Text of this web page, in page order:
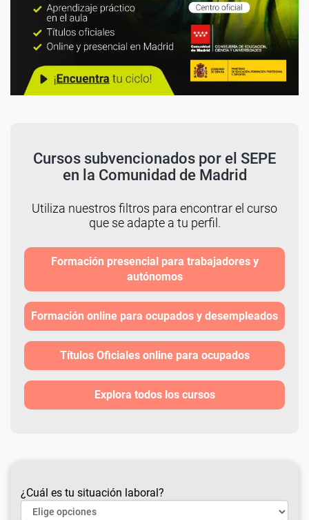
Cursos subvencionados por el SEPE
en la Comunidad de Madrid
Utiliza nuestros filtros para encontrar el curso
que se adapte a tu perfil.
Formación presencial para trabajadores y
autónomos
Formación online para ocupados y desempleados
Títulos Oficiales online para ocupados
Explora todos los cursos
¿Cuál es tu situación laboral?